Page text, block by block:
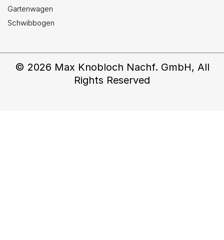
Gartenwagen
Schwibbogen
© 2026 Max Knobloch Nachf. GmbH, All
Rights Reserved